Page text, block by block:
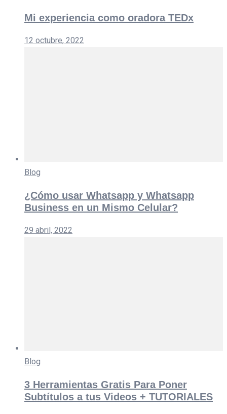
Mi experiencia como oradora TEDx
12 octubre, 2022
Blog
¿Cómo usar Whatsapp y Whatsapp
Business en un Mismo Celular?
29 abril, 2022
Blog
3 Herramientas Gratis Para Poner
Subtítulos a tus Videos + TUTORIALES